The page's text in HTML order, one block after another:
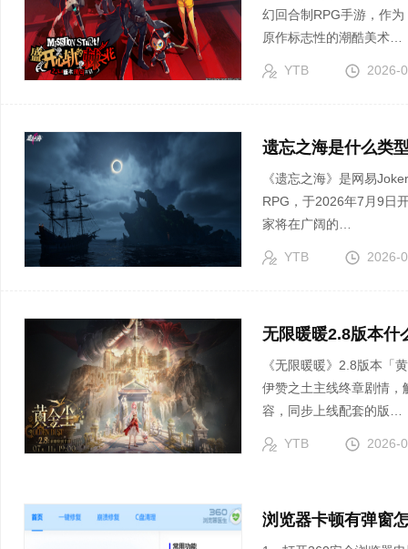
幻回合制RPG手游，作
原作标志性的潮酷美术…
YTB 2026-
遗忘之海是什么类
《遗忘之海》是网易
RPG，于2026年7月9日
家将在广阔的…
YTB 2026-
无限暖暖2.8版本什
《无限暖暖》2.8版本「
伊赞之土主线终章剧情
容，同步上线配套的版…
YTB 2026-
浏览器卡顿有弹窗